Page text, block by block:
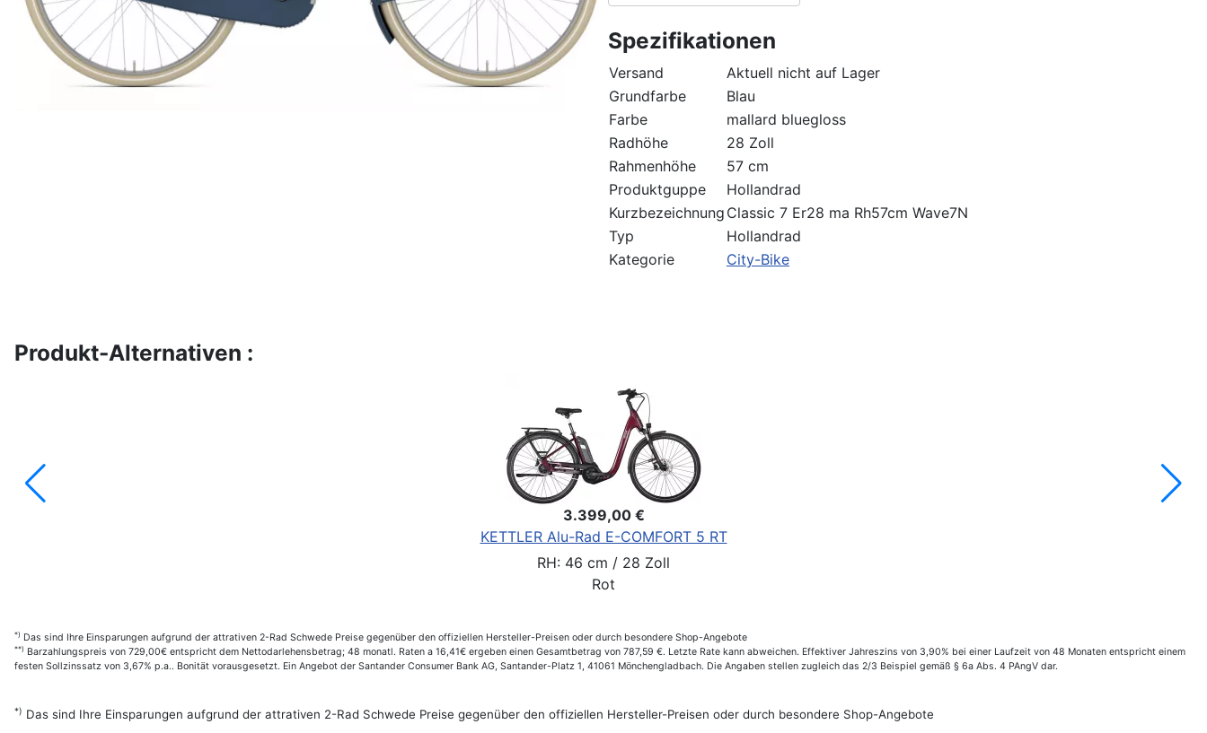
Spezifikationen
Versand
Aktuell nicht auf Lager
Grundfarbe
Blau
Farbe
mallard bluegloss
Radhöhe
28 Zoll
Rahmenhöhe
57 cm
Produktguppe
Hollandrad
Kurzbezeichnung Classic 7 Er28 ma Rh57cm Wave7N
Typ
Hollandrad
Kategorie
City-Bike
Produkt-Alternativen :
3.399,00 €
KETTLER Alu-Rad E-COMFORT 5 RT
RH: 46 cm / 28 Zoll
Rot
*) Das sind Ihre Einsparungen aufgrund der attrativen 2-Rad Schwede Preise gegenüber den offiziellen Hersteller-Preisen oder durch besondere Shop-Angebote
**) Barzahlungspreis von 729,00€ entspricht dem Nettodarlehensbetrag; 48 monatl. Raten a 16,41€ ergeben einen Gesamtbetrag von 787,59 €. Letzte Rate kann abweichen. Effektiver Jahreszins von 3,90% bei einer Laufzeit von 48 Monaten entspricht einem
festen Sollzinssatz von 3,67% p.a.. Bonität vorausgesetzt. Ein Angebot der Santander Consumer Bank AG, Santander-Platz 1, 41061 Mönchengladbach. Die Angaben stellen zugleich das 2/3 Beispiel gemäß § 6a Abs. 4 PAngV dar.
*) Das sind Ihre Einsparungen aufgrund der attrativen 2-Rad Schwede Preise gegenüber den offiziellen Hersteller-Preisen oder durch besondere Shop-Angebote